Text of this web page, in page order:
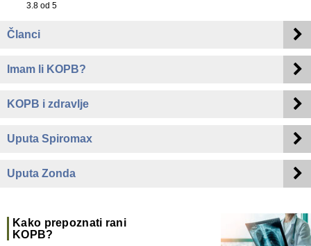
3.8 od 5
Članci
Imam li KOPB?
KOPB i zdravlje
Uputa Spiromax
Uputa Zonda
Kako prepoznati rani
KOPB?